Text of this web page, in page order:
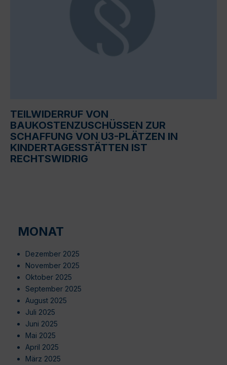
TEILWIDERRUF VON
BAUKOSTENZUSCHÜSSEN ZUR
SCHAFFUNG VON U3-PLÄTZEN IN
KINDERTAGESSTÄTTEN IST
RECHTSWIDRIG
MONAT
Dezember 2025
November 2025
Oktober 2025
September 2025
August 2025
Juli 2025
Juni 2025
Mai 2025
April 2025
März 2025